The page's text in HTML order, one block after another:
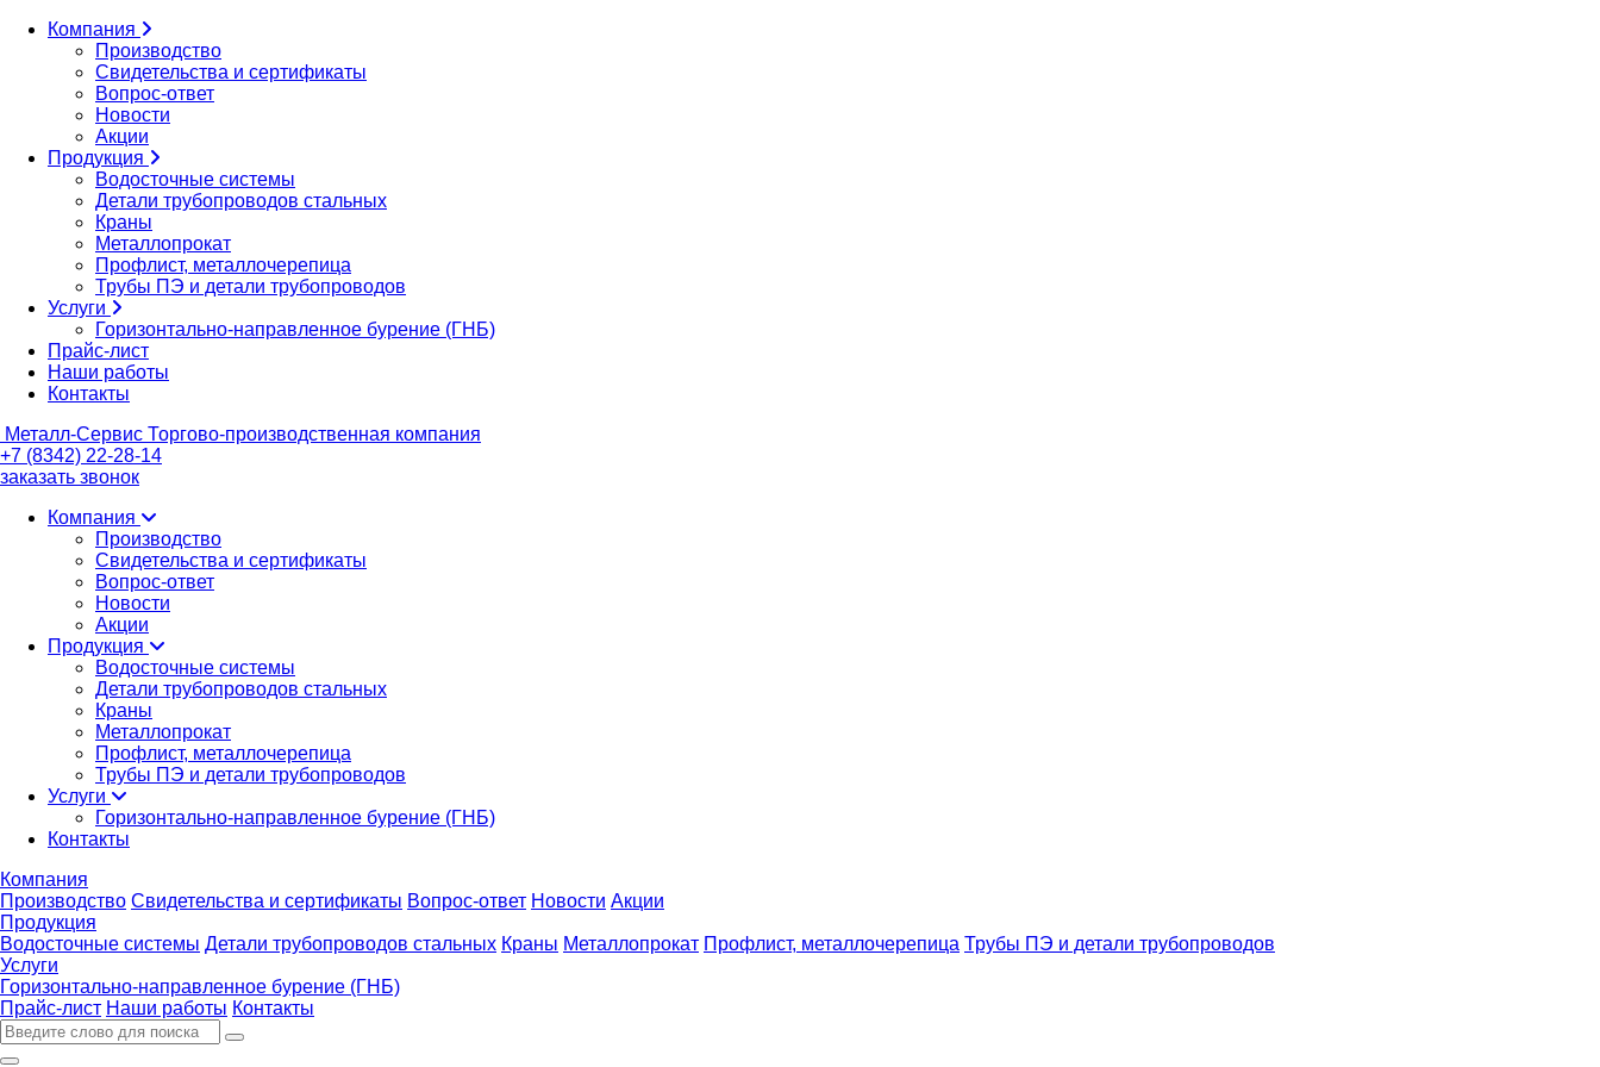
Компания
Производство
Свидетельства и сертификаты
Вопрос-ответ
Новости
Акции
Продукция
Водосточные системы
Детали трубопроводов стальных
Краны
Металлопрокат
Профлист, металлочерепица
Трубы ПЭ и детали трубопроводов
Услуги
Горизонтально-направленное бурение (ГНБ)
Прайс-лист
Наши работы
Контакты
Металл-Сервис Торгово-производственная компания
+7 (8342) 22-28-14
заказать звонок
Компания
Производство
Свидетельства и сертификаты
Вопрос-ответ
Новости
Акции
Продукция
Водосточные системы
Детали трубопроводов стальных
Краны
Металлопрокат
Профлист, металлочерепица
Трубы ПЭ и детали трубопроводов
Услуги
Горизонтально-направленное бурение (ГНБ)
Контакты
Компания
Производство Свидетельства и сертификаты Вопрос-ответ Новости Акции
Продукция
Водосточные системы Детали трубопроводов стальных Краны Металлопрокат Профлист, металлочерепица Трубы ПЭ и детали трубопроводов
Услуги
Горизонтально-направленное бурение (ГНБ)
Прайс-лист Наши работы Контакты